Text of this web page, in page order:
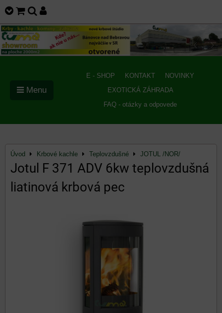
E - SHOP KONTAKT
NOVINKY
EXOTICKÁ ZÁHRADA
FAQ - otázky a odpovede
Menu
Úvod Krbové kachle Teplovzdušné JOTUL /NOR/
Jotul F 371 ADV 6kw teplovzdušná
liatinová krbová pec